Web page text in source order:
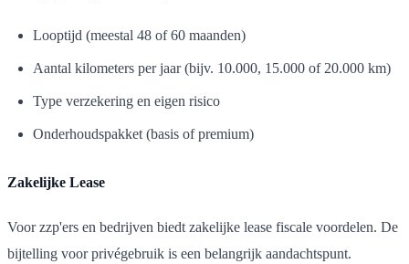
Looptijd (meestal 48 of 60 maanden)
Aantal kilometers per jaar (bijv. 10.000, 15.000 of 20.000 km)
Type verzekering en eigen risico
Onderhoudspakket (basis of premium)
Zakelijke Lease
Voor zzp'ers en bedrijven biedt zakelijke lease fiscale voordelen. De
bijtelling voor privégebruik is een belangrijk aandachtspunt.